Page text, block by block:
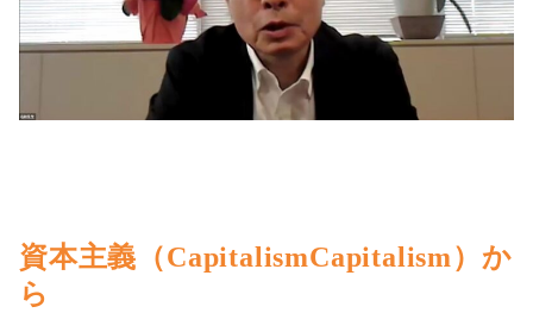
資本主義（CapitalismCapitalism）か
ら